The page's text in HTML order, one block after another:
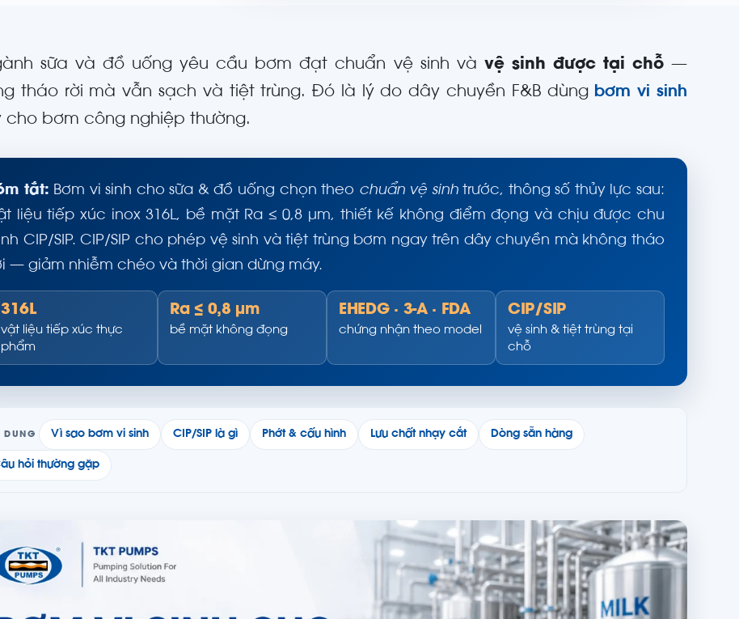
sữa và đồ uống yêu cầu bơm đạt chuẩn vệ sinh và vệ sinh được tại chỗ—
tháo rời mà vẫn sạch và tiệt trùng. Đó là lý do dây chuyền F&B dùng bơm vi sinh
cho bơm công nghiệp thường.
tắt: Bơm vi sinh cho sữa & đồ uống chọn theo chuẩn vệ sinhtrước, thông số thủy lực sau:
liệu tiếp xúc inox 316L, bề mặt Ra ≤ 0,8 µm, thiết kế không điểm đọng và chịu được chu
CIP/SIP. CIP/SIP cho phép vệ sinh và tiệt trùng bơm ngay trên dây chuyền mà không tháo
— giảm nhiễm chéo và thời gian dừng máy.
316L
vật liệu tiếp xúc thực
phẩm
Ra ≤ 0,8 µm
bề mặt không đọng
EHEDG · 3-A · FDA
chứng nhận theo model
CIP/SIP
vệ sinh & tiệt trùng tại
chỗ
DUNG Vì sao bơm vi sinh CIP/SIP là gì Phớt & cấu hình Lưu chất nhạy cắt Dòng sẵn hàng
hỏi thường gặp